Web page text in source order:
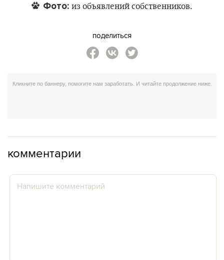
Фото: из объявлений собственников.
поделиться
комментарии